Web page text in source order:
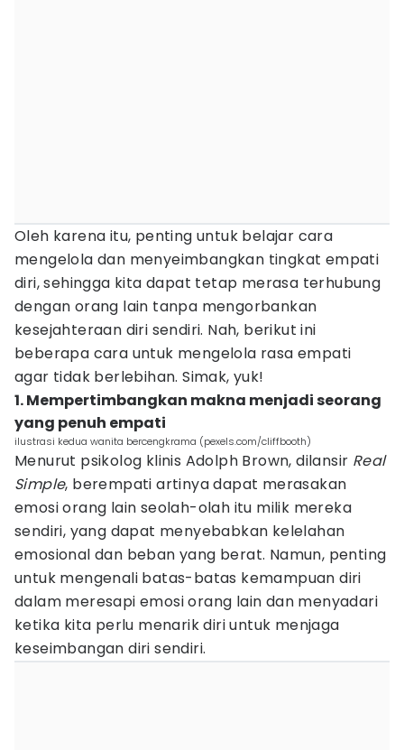
Oleh karena itu, penting untuk belajar cara
mengelola dan menyeimbangkan tingkat empati
diri, sehingga kita dapat tetap merasa terhubung
dengan orang lain tanpa mengorbankan
kesejahteraan diri sendiri. Nah, berikut ini
beberapa cara untuk mengelola rasa empati
agar tidak berlebihan. Simak, yuk!
1. Mempertimbangkan makna menjadi seorang
yang penuh empati
ilustrasi kedua wanita bercengkrama (pexels.com/cliffbooth)
Menurut psikolog klinis Adolph Brown, dilansir Real
Simple, berempati artinya dapat merasakan
emosi orang lain seolah-olah itu milik mereka
sendiri, yang dapat menyebabkan kelelahan
emosional dan beban yang berat. Namun, penting
untuk mengenali batas-batas kemampuan diri
dalam meresapi emosi orang lain dan menyadari
ketika kita perlu menarik diri untuk menjaga
keseimbangan diri sendiri.